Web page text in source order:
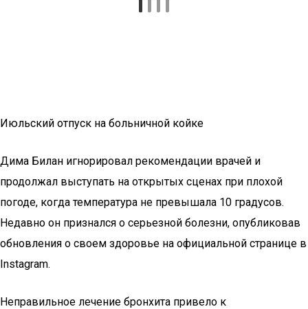
Июльский отпуск на больничной койке
Дима Билан игнорировал рекомендации врачей и
продолжал выступать на открытых сценах при плохой
погоде, когда температура не превышала 10 градусов.
Недавно он признался о серьезной болезни, опубликовав
обновления о своем здоровье на официальной странице в
Instagram.
Неправильное лечение бронхита привело к